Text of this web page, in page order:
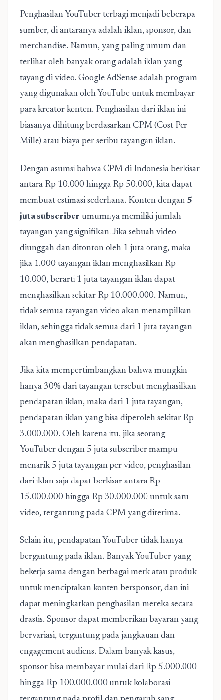
Penghasilan YouTuber terbagi menjadi beberapa
sumber, di antaranya adalah iklan, sponsor, dan
merchandise. Namun, yang paling umum dan
terlihat oleh banyak orang adalah iklan yang
tayang di video. Google AdSense adalah program
yang digunakan oleh YouTube untuk membayar
para kreator konten. Penghasilan dari iklan ini
biasanya dihitung berdasarkan CPM (Cost Per
Mille) atau biaya per seribu tayangan iklan.
Dengan asumsi bahwa CPM di Indonesia berkisar
antara Rp 10.000 hingga Rp 50.000, kita dapat
membuat estimasi sederhana. Konten dengan 5
juta subscriber umumnya memiliki jumlah
tayangan yang signifikan. Jika sebuah video
diunggah dan ditonton oleh 1 juta orang, maka
jika 1.000 tayangan iklan menghasilkan Rp
10.000, berarti 1 juta tayangan iklan dapat
menghasilkan sekitar Rp 10.000.000. Namun,
tidak semua tayangan video akan menampilkan
iklan, sehingga tidak semua dari 1 juta tayangan
akan menghasilkan pendapatan.
Jika kita mempertimbangkan bahwa mungkin
hanya 30% dari tayangan tersebut menghasilkan
pendapatan iklan, maka dari 1 juta tayangan,
pendapatan iklan yang bisa diperoleh sekitar Rp
3.000.000. Oleh karena itu, jika seorang
YouTuber dengan 5 juta subscriber mampu
menarik 5 juta tayangan per video, penghasilan
dari iklan saja dapat berkisar antara Rp
15.000.000 hingga Rp 30.000.000 untuk satu
video, tergantung pada CPM yang diterima.
Selain itu, pendapatan YouTuber tidak hanya
bergantung pada iklan. Banyak YouTuber yang
bekerja sama dengan berbagai merk atau produk
untuk menciptakan konten bersponsor, dan ini
dapat meningkatkan penghasilan mereka secara
drastis. Sponsor dapat memberikan bayaran yang
bervariasi, tergantung pada jangkauan dan
engagement audiens. Dalam banyak kasus,
sponsor bisa membayar mulai dari Rp 5.000.000
hingga Rp 100.000.000 untuk kolaborasi